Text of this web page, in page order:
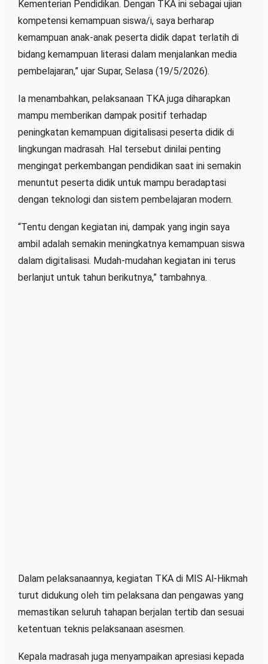
Kementerian Pendidikan. Dengan TKA ini sebagai ujian
kompetensi kemampuan siswa/i, saya berharap
kemampuan anak-anak peserta didik dapat terlatih di
bidang kemampuan literasi dalam menjalankan media
pembelajaran,” ujar Supar, Selasa (19/5/2026).
Ia menambahkan, pelaksanaan TKA juga diharapkan
mampu memberikan dampak positif terhadap
peningkatan kemampuan digitalisasi peserta didik di
lingkungan madrasah. Hal tersebut dinilai penting
mengingat perkembangan pendidikan saat ini semakin
menuntut peserta didik untuk mampu beradaptasi
dengan teknologi dan sistem pembelajaran modern.
“Tentu dengan kegiatan ini, dampak yang ingin saya
ambil adalah semakin meningkatnya kemampuan siswa
dalam digitalisasi. Mudah-mudahan kegiatan ini terus
berlanjut untuk tahun berikutnya,” tambahnya.
Dalam pelaksanaannya, kegiatan TKA di MIS Al-Hikmah
turut didukung oleh tim pelaksana dan pengawas yang
memastikan seluruh tahapan berjalan tertib dan sesuai
ketentuan teknis pelaksanaan asesmen.
Kepala madrasah juga menyampaikan apresiasi kepada